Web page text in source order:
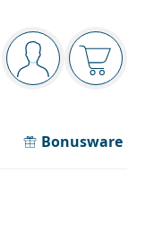
Navigationsleiste
Sie sind Der
Bonusware